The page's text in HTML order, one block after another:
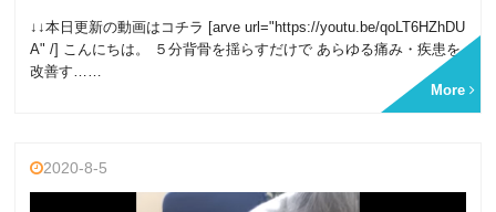
↓↓本日更新の動画はコチラ [arve url="https://youtu.be/qoLT6HZhDU
A" /] こんにちは。 ５分背骨を揺らすだけで あらゆる痛み・疾患を
改善す……
More
2020-8-5